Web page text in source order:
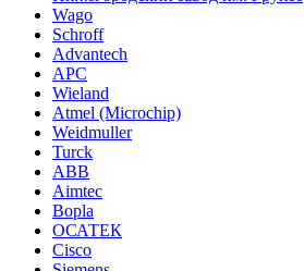
Wago
Schroff
Advantech
APC
Wieland
Atmel (Microchip)
Weidmuller
Turck
ABB
Aimtec
Bopla
ОСАТЕК
Cisco